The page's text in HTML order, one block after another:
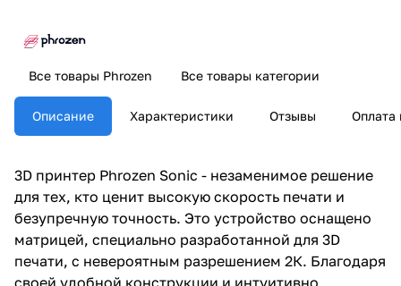
Все товары Phrozen Все товары категории
Описание Характеристики Отзывы Оплата
3D принтер Phrozen Sonic - незаменимое решение
для тех, кто ценит высокую скорость печати и
безупречную точность. Это устройство оснащено
матрицей, специально разработанной для 3D
печати, с невероятным разрешением 2К. Благодаря
своей удобной конструкции и интуитивно